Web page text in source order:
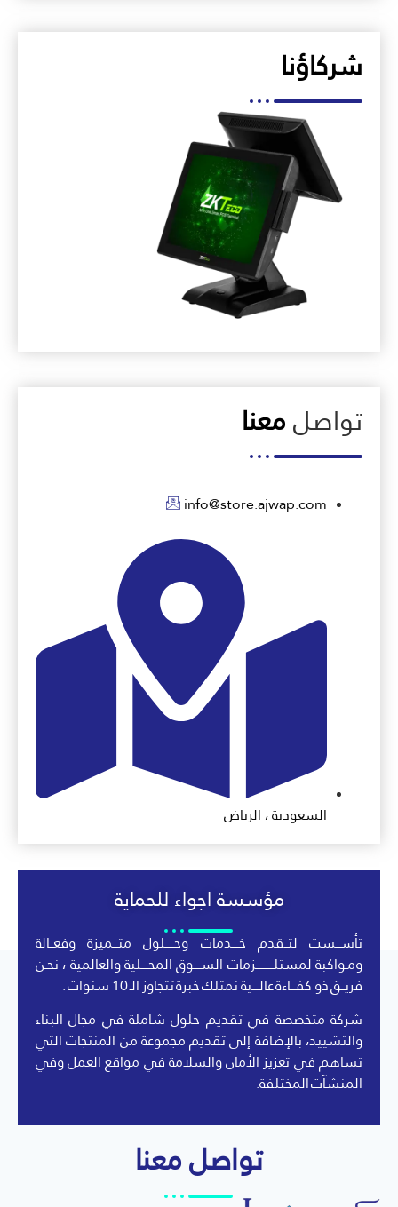
شركاؤنا
تواصلمعنا
info@store.ajwap.com
السعودية ، الرياض
مؤسسة اجواء للحماية
تأســـست لتــقدم خــــدمات وحـــــلول متـــميزة وفعــالة
ومـواكبة لمستلــــــــــزمات الســــوق المحــــلية والعالمية ، نحـن
فريــق ذو كفـــاءة عالــــية نمتلك خبرة تتجاوز الـ 10 سنوات .
شركة متخصصة في تقديم حلول شاملة في مجال البناء
والتشييد، بالإضافة إلى تقديم مجموعة من المنتجات التي
تساهم في تعزيز الأمان والسلامة في مواقع العمل وفي
المنشآت المختلفة.
تواصل معنا